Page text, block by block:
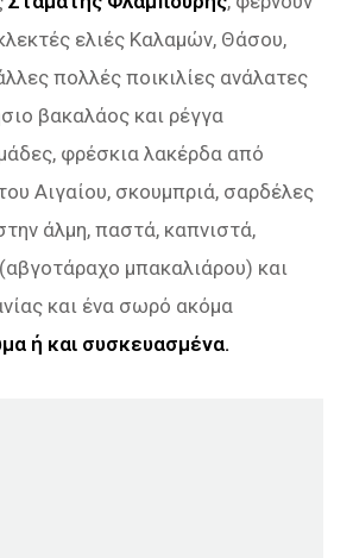
ελιές Καλαμών, Θάσου,
πολλές ποικιλίες ανάλατες
βακαλάος και ρέγγα
φρέσκια λακέρδα από
Αιγαίου, σκουμπριά, σαρδέλες
άλμη, παστά, καπνιστά,
μπακαλιάρου) και
και ένα σωρό ακόμα
ή και συσκευασμένα.